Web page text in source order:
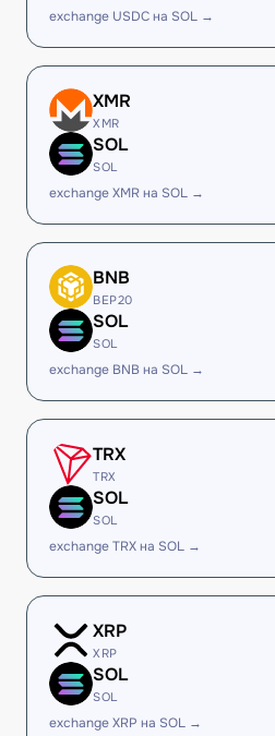
exchange USDC на SOL →
XMR
XMR
SOL
SOL
exchange XMR на SOL →
BNB
BEP20
SOL
SOL
exchange BNB на SOL →
TRX
TRX
SOL
SOL
exchange TRX на SOL →
XRP
XRP
SOL
SOL
exchange XRP на SOL →